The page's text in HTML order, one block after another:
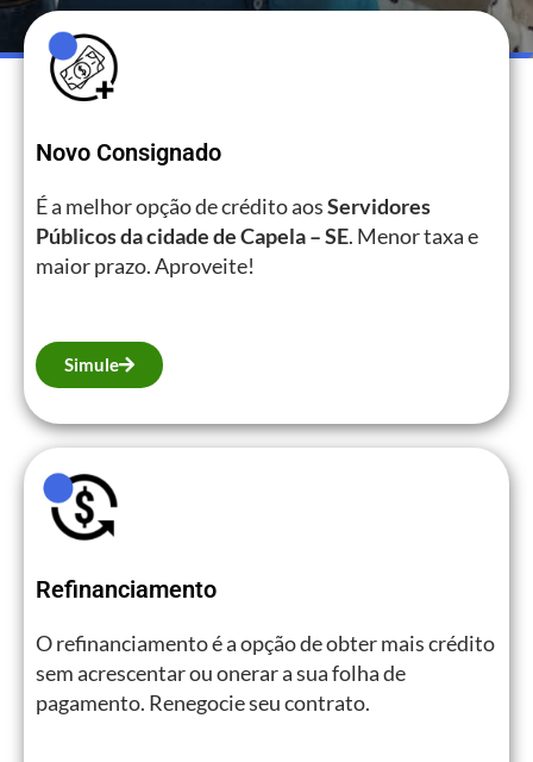
Novo Consignado
É a melhor opção de crédito aosServidores
Públicos da cidade de Capela – SE. Menor taxa e
maior prazo. Aproveite!
Simule
Refinanciamento
O refinanciamento é a opção de obter mais crédito
sem acrescentar ou onerar a sua folha de
pagamento. Renegocie seu contrato.